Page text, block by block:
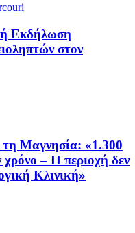
Εκδήλωση
στον
Μαγνησία: «1.300
χρόνο – Η περιοχή δεν
Κλινική»